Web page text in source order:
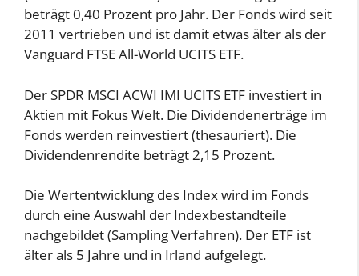
beträgt 0,40 Prozent pro Jahr. Der Fonds wird seit
2011 vertrieben und ist damit etwas älter als der
Vanguard FTSE All-World UCITS ETF.
Der SPDR MSCI ACWI IMI UCITS ETF investiert in
Aktien mit Fokus Welt. Die Dividendenerträge im
Fonds werden reinvestiert (thesauriert). Die
Dividendenrendite beträgt 2,15 Prozent.
Die Wertentwicklung des Index wird im Fonds
durch eine Auswahl der Indexbestandteile
nachgebildet (Sampling Verfahren). Der ETF ist
älter als 5 Jahre und in Irland aufgelegt.